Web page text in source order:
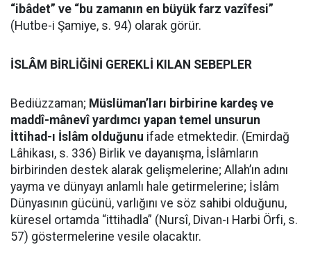
“ibâdet” ve “bu zamanın en büyük farz vazîfesi”
(Hutbe-i Şamiye, s. 94) olarak görür.
İSLÂM BİRLİĞİNİ GEREKLİ KILAN SEBEPLER
Bediüzzaman; Müslüman’ları birbirine kardeş ve
maddî-mânevî yardımcı yapan temel unsurun
İttihad-ı İslâm olduğunu ifade etmektedir. (Emirdağ
Lâhikası, s. 336) Birlik ve dayanışma, İslâmların
birbirinden destek alarak gelişmelerine; Allah’ın adını
yayma ve dünyayı anlamlı hale getirmelerine; İslâm
Dünyasının gücünü, varlığını ve söz sahibi olduğunu,
küresel ortamda “ittihadla” (Nursî, Divan-ı Harbi Örfi, s.
57) göstermelerine vesile olacaktır.